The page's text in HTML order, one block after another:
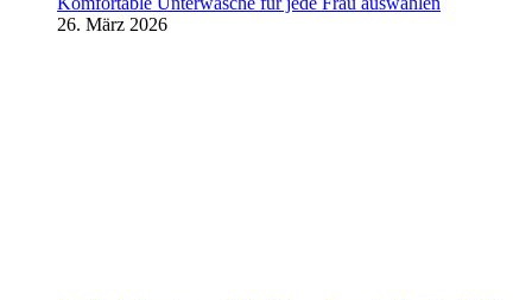
26. März 2026